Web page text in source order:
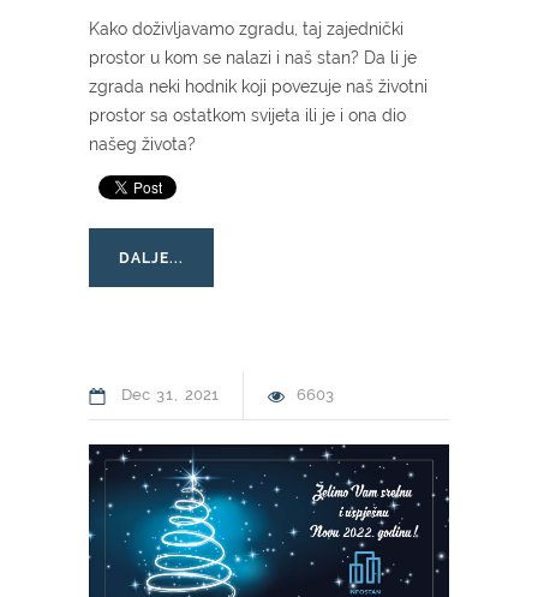
Kako doživljavamo zgradu, taj zajednički
prostor u kom se nalazi i naš stan? Da li je
zgrada neki hodnik koji povezuje naš životni
prostor sa ostatkom svijeta ili je i ona dio
našeg života?
DALJE...
Dec 31 2021 6603